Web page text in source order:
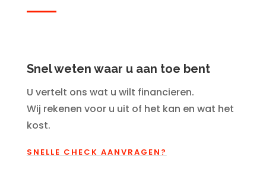
Snel weten waar u aan toe bent
U vertelt ons wat u wilt financieren.
Wij rekenen voor u uit of het kan en wat het
kost.
SNELLE CHECK AANVRAGEN?